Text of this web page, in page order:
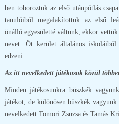
ben toboroztuk az első utánpótlás
tanulóiból megalakítottuk az első
önálló egyesületté váltunk, ekkor
nevet. Öt kerület általános
edzeni.
Az itt nevelkedett játékosok közül
Minden játékosunkra büszkék
játékot, de különösen büszkék
nevelkedett Tomori Zsuzsa és Tamás